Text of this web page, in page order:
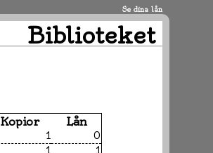
Se dina lån
Biblioteket
Kopior Lån
1
0
1
1